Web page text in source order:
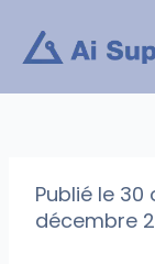
contenu
Publié le 30
décembre